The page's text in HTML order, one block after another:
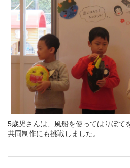
5歳児さんは、風船を使ってはりぼて
共同制作にも挑戦しました。